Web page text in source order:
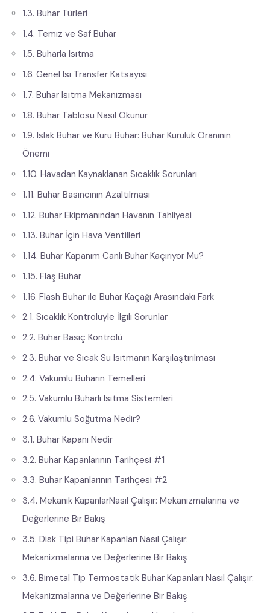
1.3. Buhar Türleri
1.4. Temiz ve Saf Buhar
1.5. Buharla Isıtma
1.6. Genel Isı Transfer Katsayısı
1.7. Buhar Isıtma Mekanizması
1.8. Buhar Tablosu Nasıl Okunur
1.9. Islak Buhar ve Kuru Buhar: Buhar Kuruluk Oranının
Önemi
1.10. Havadan Kaynaklanan Sıcaklık Sorunları
1.11. Buhar Basıncının Azaltılması
1.12. Buhar Ekipmanından Havanın Tahliyesi
1.13. Buhar İçin Hava Ventilleri
1.14. Buhar Kapanım Canlı Buhar Kaçırıyor Mu?
1.15. Flaş Buhar
1.16. Flash Buhar ile Buhar Kaçağı Arasındaki Fark
2.1. Sıcaklık Kontrolüyle İlgili Sorunlar
2.2. Buhar Basıç Kontrolü
2.3. Buhar ve Sıcak Su Isıtmanın Karşılaştırılması
2.4. Vakumlu Buharın Temelleri
2.5. Vakumlu Buharlı Isıtma Sistemleri
2.6. Vakumlu Soğutma Nedir?
3.1. Buhar Kapanı Nedir
3.2. Buhar Kapanlarının Tarihçesi #1
3.3. Buhar Kapanlarının Tarihçesi #2
3.4. Mekanik KapanlarNasıl Çalışır: Mekanizmalarına ve
Değerlerine Bir Bakış
3.5. Disk Tipi Buhar Kapanları Nasıl Çalışır:
Mekanizmalarına ve Değerlerine Bir Bakış
3.6. Bimetal Tip Termostatik Buhar Kapanları Nasıl Çalışır:
Mekanizmalarına ve Değerlerine Bir Bakış